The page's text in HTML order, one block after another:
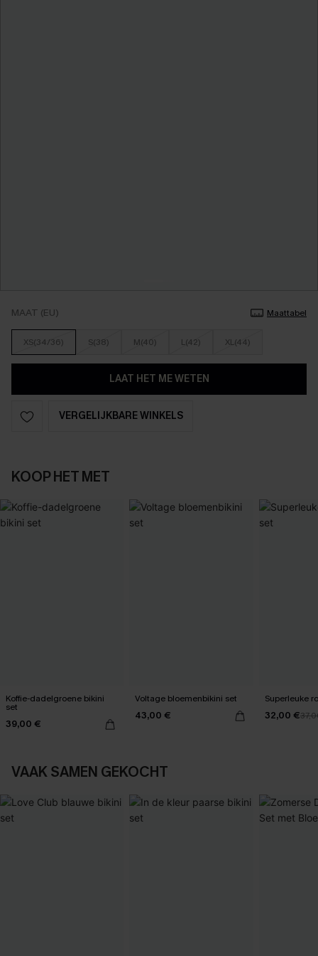
MAAT (EU) Maattabel
XS(34/36) S(38) M(40) L(42) XL(44)
LAAT HET ME WETEN
VERGELIJKBARE WINKELS
KOOP HET MET
Koffie-dadelgroene bikini
set
39,00 €
Voltage bloemenbikini set
43,00 €
Superleuke
32,00 €
VAAK SAMEN GEKOCHT